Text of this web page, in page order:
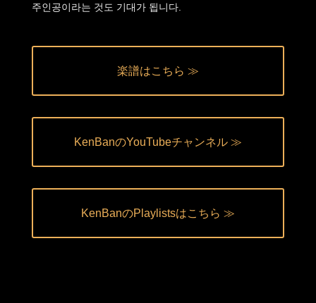
주인공이라는 것도 기대가 됩니다.
楽譜はこちら ≫
KenBanのYouTubeチャンネル ≫
KenBanのPlaylistsはこちら ≫